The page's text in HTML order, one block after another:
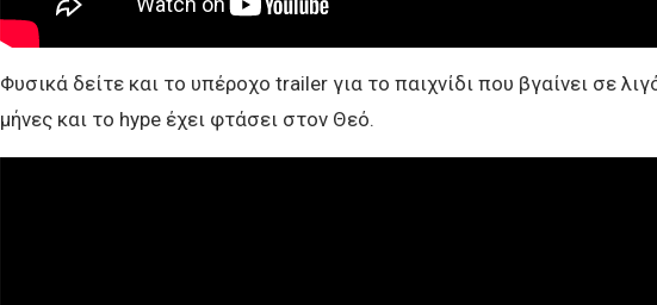
Φυσικά δείτε και το υπέροχο trailer για το παιχνίδι που βγαίνει σε
μήνες και το hype έχει φτάσει στον Θεό.